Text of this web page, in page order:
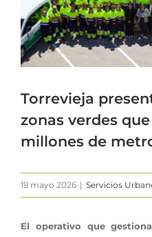
Torrevieja
zonas verdes
millones de
19 mayo 2026 | Servicios
El operativo que